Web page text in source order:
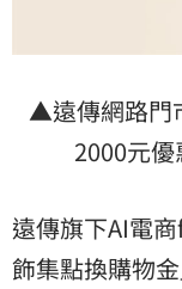
▲遠傳網路門
2000元優
遠傳旗下AI電
飾集點換購物